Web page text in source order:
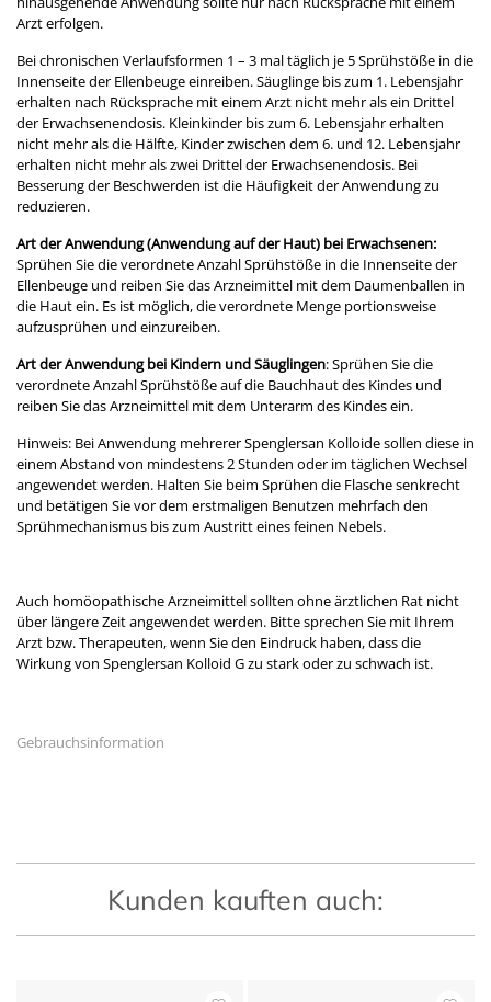
Arzt erfolgen.
Bei chronischen Verlaufsformen 1 – 3 mal täglich je 5 Sprühstöße in die
Innenseite der Ellenbeuge einreiben. Säuglinge bis zum 1. Lebensjahr
erhalten nach Rücksprache mit einem Arzt nicht mehr als ein Drittel
der Erwachsenendosis. Kleinkinder bis zum 6. Lebensjahr erhalten
nicht mehr als die Hälfte, Kinder zwischen dem 6. und 12. Lebensjahr
erhalten nicht mehr als zwei Drittel der Erwachsenendosis. Bei
Besserung der Beschwerden ist die Häufigkeit der Anwendung zu
reduzieren.
Art der Anwendung (Anwendung auf der Haut) bei Erwachsenen:
Sprühen Sie die verordnete Anzahl Sprühstöße in die Innenseite der
Ellenbeuge und reiben Sie das Arzneimittel mit dem Daumenballen in
die Haut ein. Es ist möglich, die verordnete Menge portionsweise
aufzusprühen und einzureiben.
Art der Anwendung bei Kindern und Säuglingen: Sprühen Sie die
verordnete Anzahl Sprühstöße auf die Bauchhaut des Kindes und
reiben Sie das Arzneimittel mit dem Unterarm des Kindes ein.
Hinweis: Bei Anwendung mehrerer Spenglersan Kolloide sollen diese in
einem Abstand von mindestens 2 Stunden oder im täglichen Wechsel
angewendet werden. Halten Sie beim Sprühen die Flasche senkrecht
und betätigen Sie vor dem erstmaligen Benutzen mehrfach den
Sprühmechanismus bis zum Austritt eines feinen Nebels.
Auch homöopathische Arzneimittel sollten ohne ärztlichen Rat nicht
über längere Zeit angewendet werden. Bitte sprechen Sie mit Ihrem
Arzt bzw. Therapeuten, wenn Sie den Eindruck haben, dass die
Wirkung von Spenglersan Kolloid G zu stark oder zu schwach ist.
Gebrauchsinformation
Kunden kauften auch: